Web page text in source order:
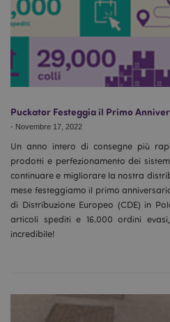
Puckator Festeggia il Primo
- Novembre 17, 2022
Un anno intero di consegne più
prodotti e perfezionamento dei
continuare e migliorare la nostra
mese festeggiamo il primo
di Distribuzione Europeo (CDE) in
articoli spediti e 16.000 ordini
incredibile!